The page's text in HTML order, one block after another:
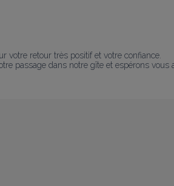
votre retour très positif et votre confiance.
passage dans notre gîte et espérons vous